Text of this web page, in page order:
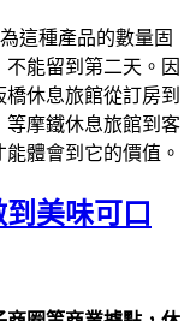
這種產品的數量固
能留到第二天。因
休息旅館從訂房到
等摩鐵休息旅館到客
體會到它的價值。
美味可口